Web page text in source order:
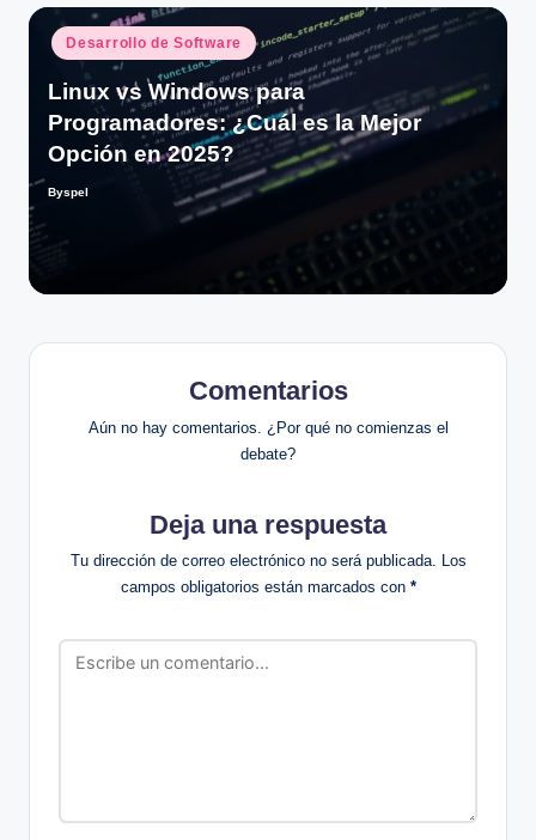
Publicado
en
Desarrollo de Software
Linux vs Windows para
Programadores: ¿Cuál es la Mejor
Opción en 2025?
Publicado
Byspel
Comentarios
Aún no hay comentarios. ¿Por qué no comienzas el
debate?
Deja una respuesta
Tu dirección de correo electrónico no será publicada. Los
campos obligatorios están marcados con *